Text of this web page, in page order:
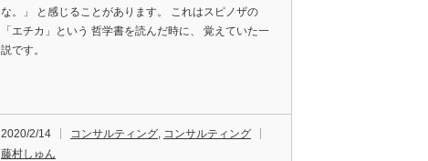
な。」 と感じることがあります。 これはスピノザの
「エチカ」という 哲学書を読んだ時に、 覚えていた一
説です。
2020/2/14 コンサルティング, コンサルティング
藤村しゅん